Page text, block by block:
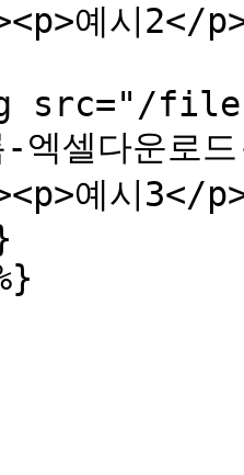
예시
files/
셀다운로
예시